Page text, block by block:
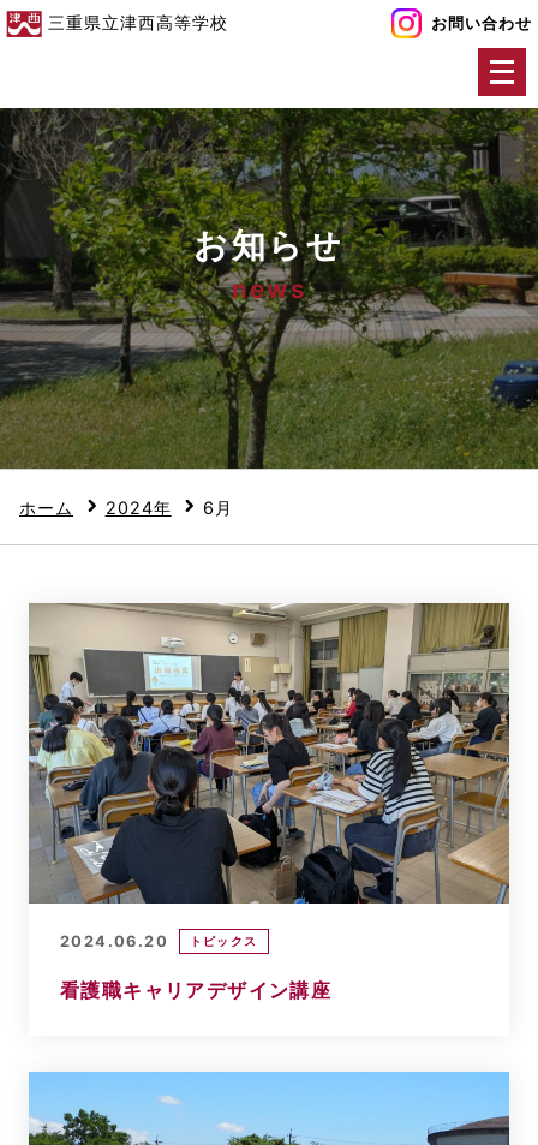
三重県立津西高等学校 お問い合わせ
メ
ニ
ュ
ー
を
開
く
お知らせ
news
ホーム 2024年 6月
2024.06.20 トピックス
看護職キャリアデザイン講座